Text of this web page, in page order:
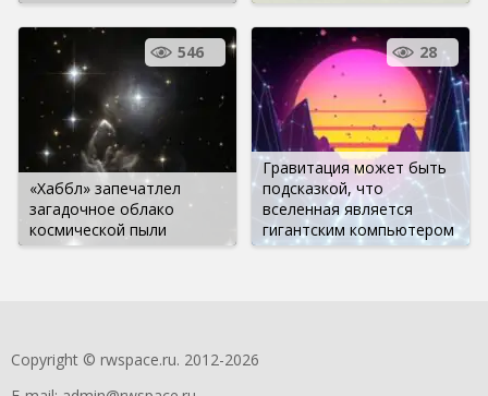
«Хаббл» запечатлел
загадочное облако
космической пыли
546
Гравитация может быть
подсказкой, что
вселенная является
гигантским компьютером
28
Copyright © rwspace.ru. 2012-2026